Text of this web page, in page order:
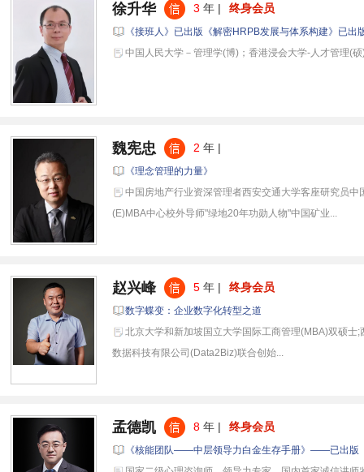
徐升华 3 年 | 终身会员
《接班人》已出版《解密HRPB发展与体系构建》已出
中国人民大学－管理学(博)；香港浸会大学-人才管理(
魏宪忠 2 年 |
《理念管理的力量》
中国房地产行业资深管理者西安交通大学客座研究员中
(E)MBA中心校外导师"绿地20年功勋人物"中国矿业...
赵兴峰 5年 | 终身会员
数字蝶变：企业数字化转型之道
北京大学和新加坡国立大学国际工商管理(MBA)双硕士
数据科技有限公司(Data2Biz)联合创始...
孟德凯 8年 | 终身会员
《核能团队——中层领导力白金生存手册》——已出版